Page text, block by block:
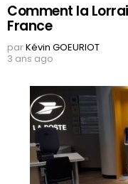
Comment la
France
parKévin GOEURIOT
3 ans ago